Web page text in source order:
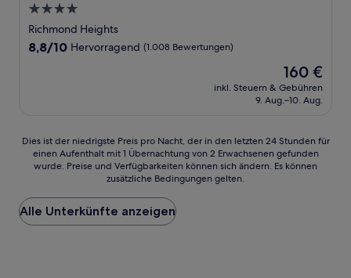
4.0-
Sterne-
Unterkunft
Richmond Heights
8.8
8,8/10 Hervorragend (1.008 Bewertungen)
Der
Preis
beträgt
160 €
inkl. Steuern & Gebühren
9. Aug.–10. Aug.
Dies
der
Preis
pro
Nacht,
Dies ist der niedrigste Preis pro Nacht, der in den letzten 24 Stunden für
einen Aufenthalt mit 1 Übernachtung von 2 Erwachsenen gefunden
wurde. Preise und Verfügbarkeiten können sich ändern. Es können
zusätzliche Bedingungen gelten.
Alle Unterkünfte anzeigen